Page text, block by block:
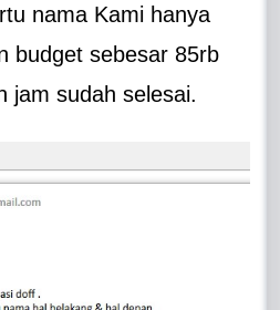
nama Kami hanya
budget sebesar 85rb
jam sudah selesai.